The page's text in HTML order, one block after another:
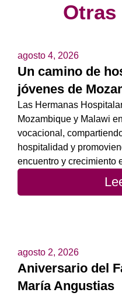
agosto 4, 2026
Un camino de
jóvenes de
Las Hermanas
Mozambique y Malawi
vocacional,
hospitalidad y
encuentro y crecimiento
agosto 2, 2026
Aniversario del
María Angustias